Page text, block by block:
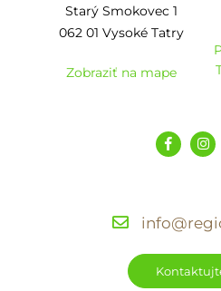
Starý Smokovec 1
062 01 Vysoké Tatry
Zobraziť na mape